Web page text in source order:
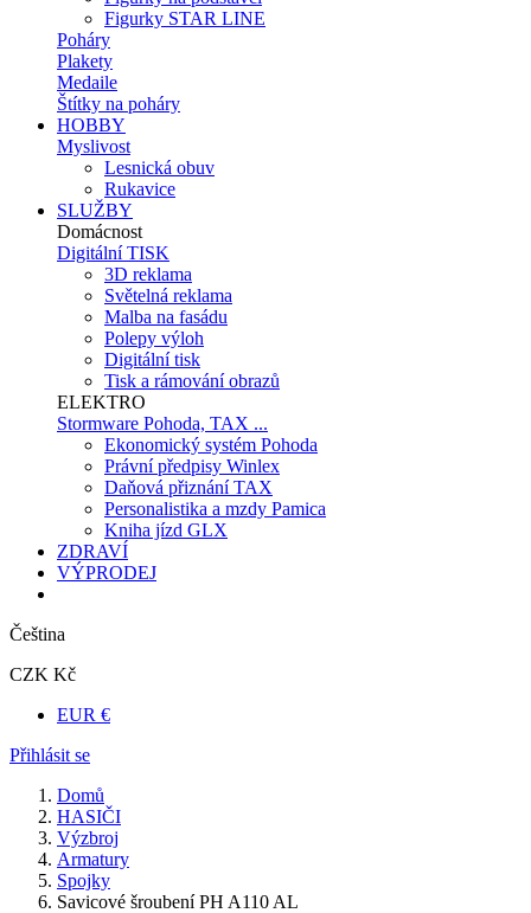
Figurky STAR LINE
Poháry
Plakety
Medaile
Štítky na poháry
HOBBY
Myslivost
Lesnická obuv
Rukavice
SLUŽBY
Domácnost
Digitální TISK
3D reklama
Světelná reklama
Malba na fasádu
Polepy výloh
Digitální tisk
Tisk a rámování obrazů
ELEKTRO
Stormware Pohoda, TAX ...
Ekonomický systém Pohoda
Právní předpisy Winlex
Daňová přiznání TAX
Personalistika a mzdy Pamica
Kniha jízd GLX
ZDRAVÍ
VÝPRODEJ
Čeština
CZK Kč
EUR €
Přihlásit se
Domů
HASIČI
Výzbroj
Armatury
Spojky
Savicové šroubení PH A110 AL